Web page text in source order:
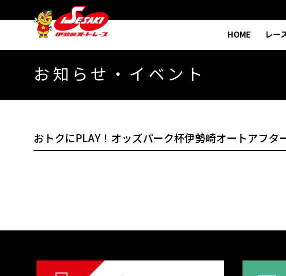
HOME レー
お知らせ・イベント
おトクにPLAY！オッズパーク杯伊勢崎オートアフ